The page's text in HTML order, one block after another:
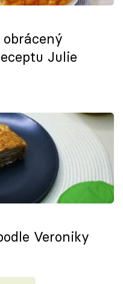
Julie
Veroniky